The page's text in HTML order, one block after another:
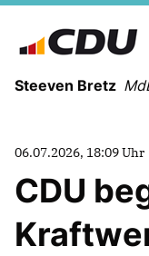
Steeven Bretz
06.07.2026, 18:09 Uhr
CDU